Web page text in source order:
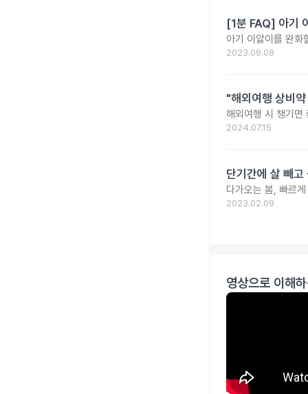
[1분 FAQ] 아기
아기 이앓이를 완화
2023.09.08
"해외여행 상비
해외여행 시 챙기면
2024.07.15
단기간에 살 빼
다가오는 봄, 빠르
2023.02.09
영상으로 이해